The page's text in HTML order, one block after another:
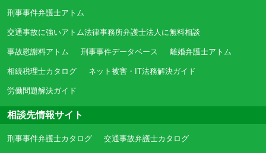
刑事事件弁護士アトム
交通事故に強いアトム法律事務所弁護士法人に無料相談
事故慰謝料アトム 刑事事件データベース 離婚弁護士アトム
相続税理士カタログ ネット被害・IT法務解決ガイド
労働問題解決ガイド
相談先情報サイト
刑事事件弁護士カタログ 交通事故弁護士カタログ